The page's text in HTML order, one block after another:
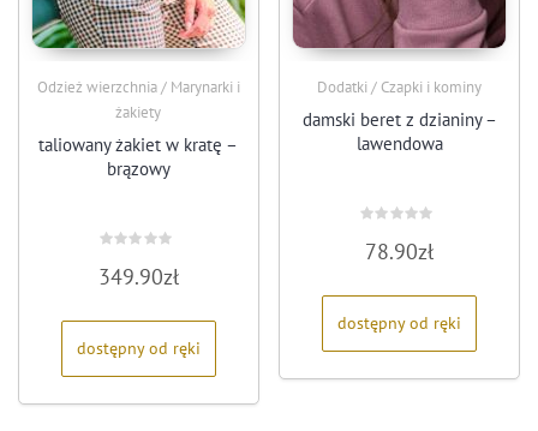
Odzież wierzchnia / Marynarki i
żakiety
taliowany żakiet w kratę –
brązowy
0
na
349.90zł
dostępny od ręki
Dodatki / Czapki i kominy
damski beret z dzianiny –
lawendowa
0
na78.90zł
dostępny od ręki